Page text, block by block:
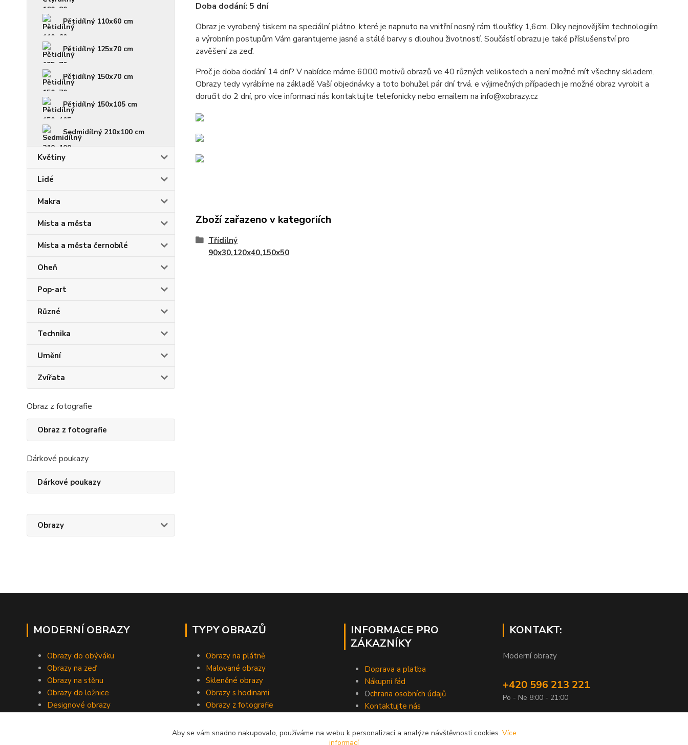
Pětidílný 110x60 cm
Pětidílný 125x70 cm
Pětidílný 150x70 cm
Pětidílný 150x105 cm
Sedmidílný 210x100 cm
Květiny
Lidé
Makra
Místa a města
Místa a města černobílé
Oheň
Pop-art
Různé
Technika
Umění
Zvířata
Obraz z fotografie
Obraz z fotografie
Dárkové poukazy
Dárkové poukazy
Obrazy
Doba dodání: 5 dní
Obraz je vyrobený tiskem na speciální plátno, které je napnuto na vnitřní nosný rám tloušťky 1,6cm. Díky nejnovějším technologiím
a výrobním postupům Vám garantujeme jasné a stálé barvy s dlouhou životností. Součástí obrazu je také příslušenství pro
zavěšení za zeď.
Proč je doba dodání 14 dní? V nabídce máme 6000 motivů obrazů ve 40 různých velikostech a není možné mít všechny skladem.
Obrazy tedy vyrábíme na základě Vaší objednávky a toto bohužel pár dní trvá. e výjimečných případech je možné obraz vyrobit a
doručit do 2 dní, pro více informací nás kontaktujte telefonicky nebo emailem na info@xobrazy.cz
Zboží zařazeno v kategoriích
Třídílný
90x30,120x40,150x50
MODERNÍ OBRAZY
Obrazy do obýváku
Obrazy na zeď
Obrazy na stěnu
Obrazy do ložnice
Designové obrazy
TYPY OBRAZŮ
Obrazy na plátně
Malované obrazy
Skleněné obrazy
Obrazy s hodinami
Obrazy z fotografie
INFORMACE PRO
ZÁKAZNÍKY
Doprava a platba
Nákupní řád
Ochrana osobních údajů
Kontaktujte nás
KONTAKT:
Moderní obrazy
+420 596 213 221
Po - Ne 8:00 - 21:00
Aby se vám snadno nakupovalo, používáme na webu k personalizaci a analýze návštěvnosti cookies. Více
informací